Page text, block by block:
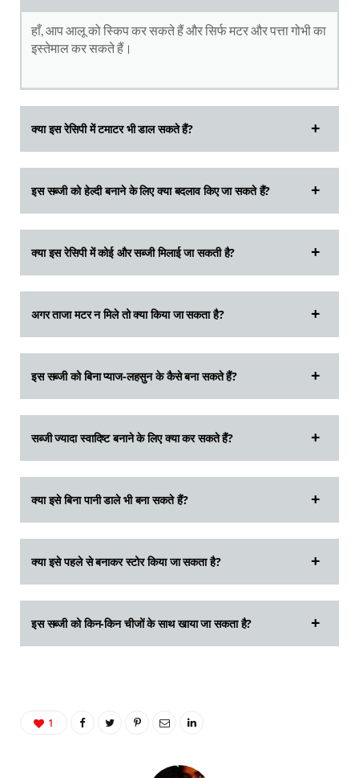
हाँ, आप आलू को स्किप कर सकते हैं और सिर्फ मटर और पत्ता गोभी का
इस्तेमाल कर सकते हैं।
क्या इस रेसिपी में टमाटर भी डाल सकते हैं?
इस सब्जी को हेल्दी बनाने के लिए क्या बदलाव किए जा सकते हैं?
क्या इस रेसिपी में कोई और सब्जी मिलाई जा सकती है?
अगर ताजा मटर न मिले तो क्या किया जा सकता है?
इस सब्जी को बिना प्याज-लहसुन के कैसे बना सकते हैं?
सब्जी ज्यादा स्वादिष्ट बनाने के लिए क्या कर सकते हैं?
क्या इसे बिना पानी डाले भी बना सकते हैं?
क्या इसे पहले से बनाकर स्टोर किया जा सकता है?
इस सब्जी को किन-किन चीजों के साथ खाया जा सकता है?
1